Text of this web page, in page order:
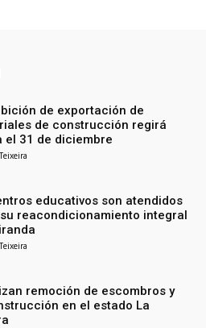
de exportación de
de construcción regirá
el 31 de diciembre
educativos son atendidos
reacondicionamiento integral
remoción de escombros y
en el estado La